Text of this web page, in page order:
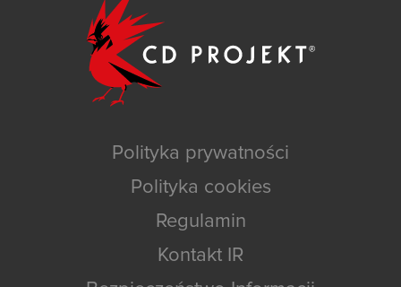
Polityka prywatności
Polityka cookies
Regulamin
Kontakt IR